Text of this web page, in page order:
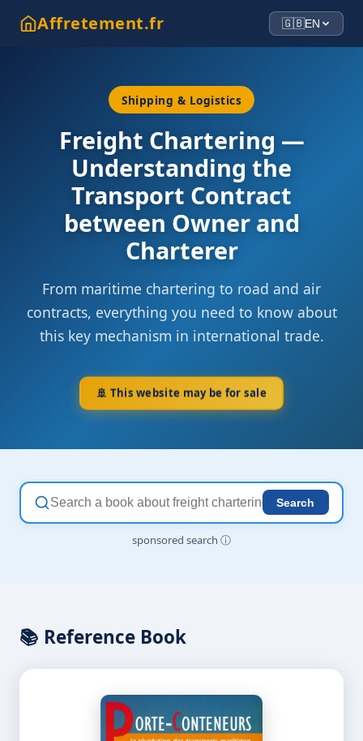
Affretement.fr 🇬🇧EN
Shipping & Logistics
Freight Chartering —
Understanding the
Transport Contract
between Owner and
Charterer
From maritime chartering to road and air
contracts, everything you need to know about
this key mechanism in international trade.
🚢 This website may be for sale
Search
sponsored search ⓘ
📚 Reference Book